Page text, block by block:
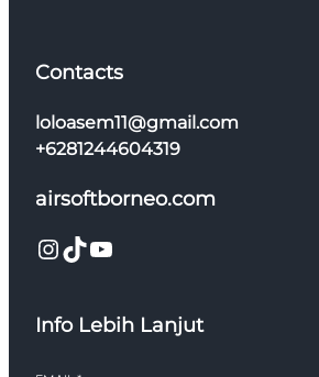
Contacts
loloasem11@gmail.com
+6281244604319
airsoftborneo.com
InstagramTikTok YouTube
Info Lebih Lanjut